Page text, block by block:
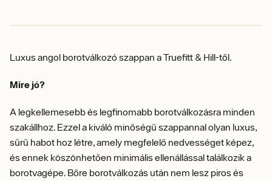
Luxus angol borotválkozó szappan a Truefitt & Hill-től.
Mire jó?
A legkellemesebb és legfinomabb borotválkozásra minden
szakállhoz. Ezzel a kiváló minőségű szappannal olyan luxus,
sűrű habot hoz létre, amely megfelelő nedvességet képez,
és ennek köszönhetően minimális ellenállással találkozik a
borotvagépe. Bőre borotválkozás után nem lesz piros és